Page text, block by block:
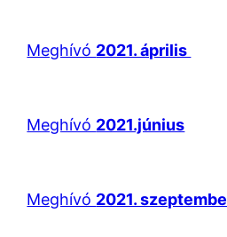
Meghívó 2021. április
Meghívó 2021.június
Meghívó 2021.